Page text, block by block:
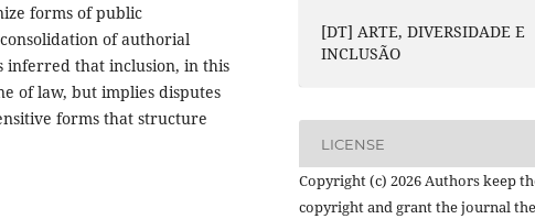
forms of public
of authorial
inferred that inclusion, in this
of law, but implies disputes
forms that structure
[DT] ARTE, DIVERSIDADE E
INCLUSÃO
LICENSE
Copyright (c) 2026 Authors keep
copyright and grant the journal the